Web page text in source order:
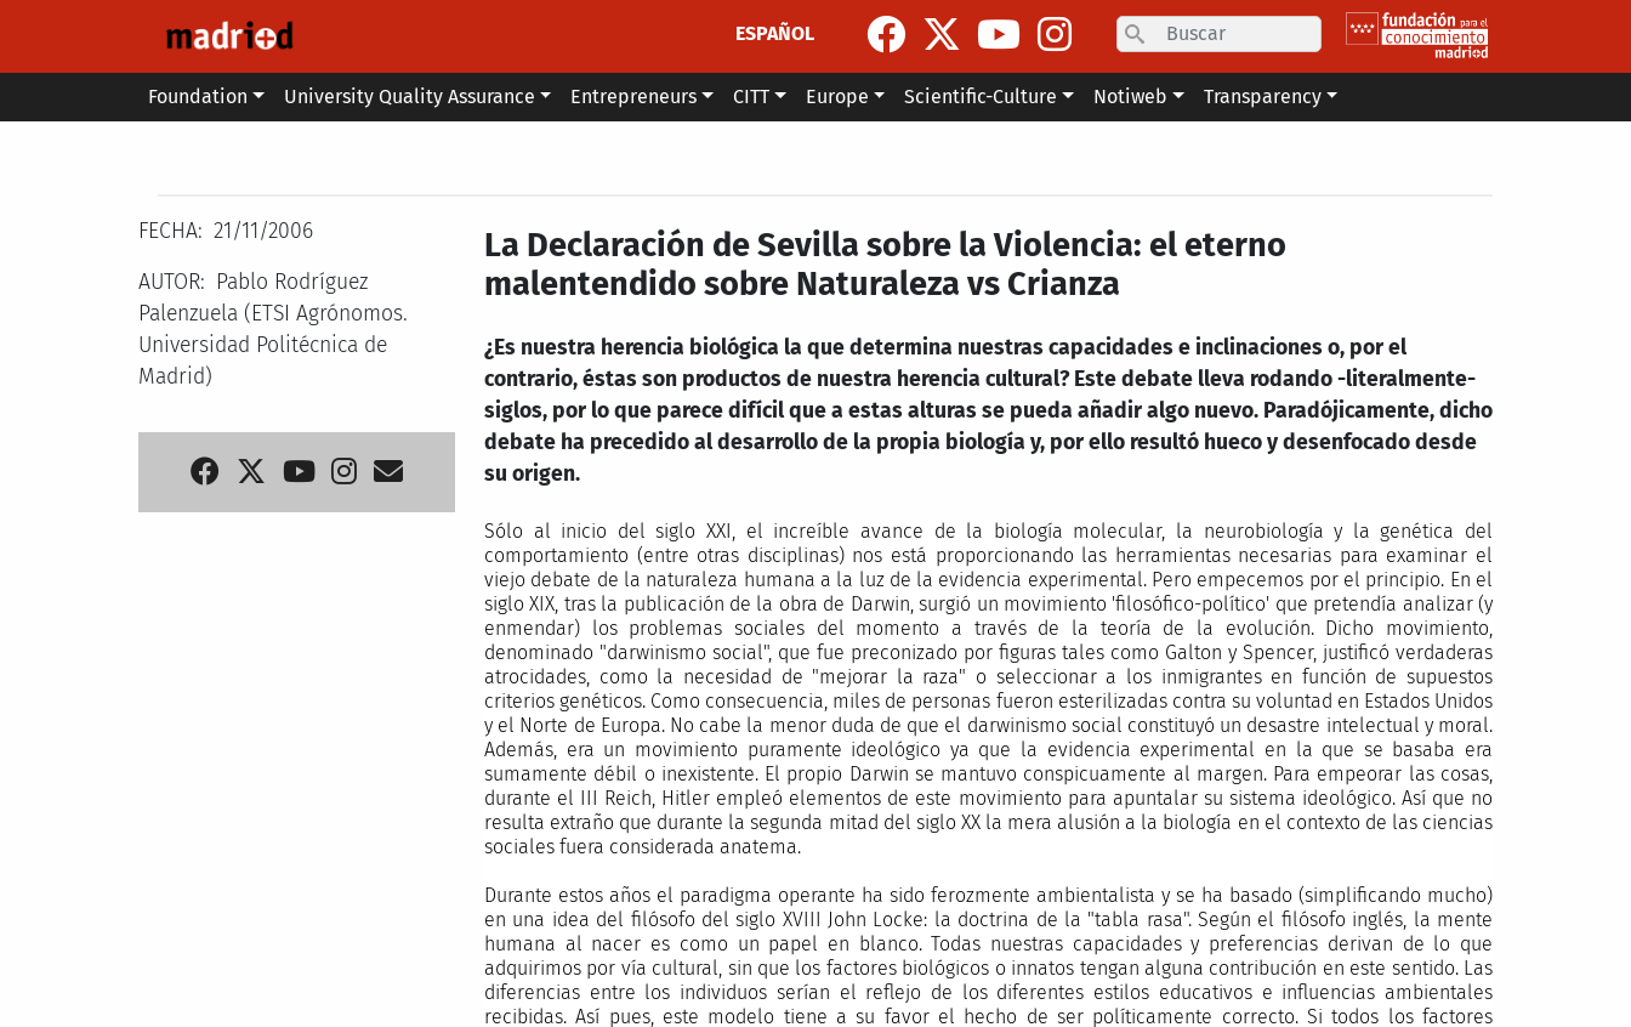
ESPAÑOL
Search
Main menu
Foundation University Quality Assurance Entrepreneurs CITT Europe Scientific-Culture Notiweb Transparency
FECHA
21/11/2006
AUTOR
Pablo Rodríguez
Palenzuela (ETSI Agrónomos.
Universidad Politécnica de
Madrid)
La Declaración de Sevilla sobre la Violencia: el eterno
malentendido sobre Naturaleza vs Crianza
¿Es nuestra herencia biológica la que determina nuestras capacidades e inclinaciones o, por el
contrario, éstas son productos de nuestra herencia cultural? Este debate lleva rodando -literalmente-
siglos, por lo que parece difícil que a estas alturas se pueda añadir algo nuevo. Paradójicamente, dicho
debate ha precedido al desarrollo de la propia biología y, por ello resultó hueco y desenfocado desde
su origen.
Sólo al inicio del siglo XXI, el increíble avance de la biología molecular, la neurobiología y la genética del
comportamiento (entre otras disciplinas) nos está proporcionando las herramientas necesarias para examinar el
viejo debate de la naturaleza humana a la luz de la evidencia experimental. Pero empecemos por el principio. En el
siglo XIX, tras la publicación de la obra de Darwin, surgió un movimiento 'filosófico-político' que pretendía analizar (y
enmendar) los problemas sociales del momento a través de la teoría de la evolución. Dicho movimiento,
denominado "darwinismo social", que fue preconizado por figuras tales como Galton y Spencer, justificó verdaderas
atrocidades, como la necesidad de "mejorar la raza" o seleccionar a los inmigrantes en función de supuestos
criterios genéticos. Como consecuencia, miles de personas fueron esterilizadas contra su voluntad en Estados Unidos
y el Norte de Europa. No cabe la menor duda de que el darwinismo social constituyó un desastre intelectual y moral.
Además, era un movimiento puramente ideológico ya que la evidencia experimental en la que se basaba era
sumamente débil o inexistente. El propio Darwin se mantuvo conspicuamente al margen. Para empeorar las cosas,
durante el III Reich, Hitler empleó elementos de este movimiento para apuntalar su sistema ideológico. Así que no
resulta extraño que durante la segunda mitad del siglo XX la mera alusión a la biología en el contexto de las ciencias
sociales fuera considerada anatema.
Durante estos años el paradigma operante ha sido ferozmente ambientalista y se ha basado (simplificando mucho)
en una idea del filósofo del siglo XVIII John Locke: la doctrina de la "tabla rasa". Según el filósofo inglés, la mente
humana al nacer es como un papel en blanco. Todas nuestras capacidades y preferencias derivan de lo que
adquirimos por vía cultural, sin que los factores biológicos o innatos tengan alguna contribución en este sentido. Las
diferencias entre los individuos serían el reflejo de los diferentes estilos educativos e influencias ambientales
recibidas. Así pues, este modelo tiene a su favor el hecho de ser políticamente correcto. Si todos los factores